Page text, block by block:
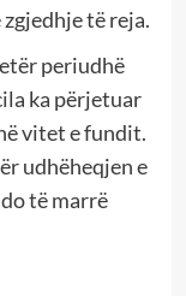
të reja.
periudhë
ka përjetuar
vitet e fundit.
udhëheqjen e
të marrë